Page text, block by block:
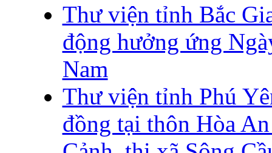
Thư viện tỉnh Bắc
động hưởng ứng
Nam
Thư viện tỉnh Phú
đồng tại thôn Hòa